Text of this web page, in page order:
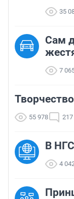
35
Сам
7
55 978 217
В
4